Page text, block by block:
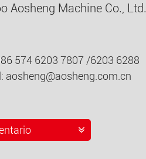
Aosheng Machine Co., Ltd.
574 6203 7807 /6203 6288
aosheng@aosheng.com.cn